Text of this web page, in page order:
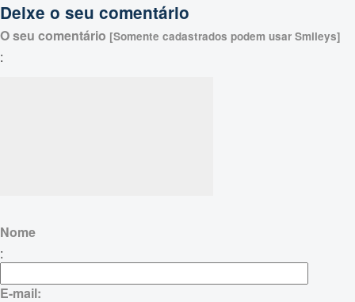
Deixe o seu comentário
O seu comentário [Somente cadastrados podem usar Smileys]
:
Nome
:
E-mail: